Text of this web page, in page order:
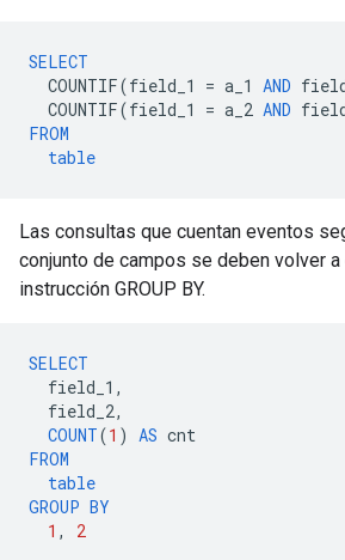
SELECT
COUNTIF(field_1 = a_1 AND
COUNTIF(field_1 = a_2 AND
FROM
table
Las consultas que cuentan eventos
conjunto de campos se deben volver
instrucción GROUP BY.
SELECT
field_1 ,
field_2,
COUNT(1 ) AS cnt
FROM
table
GROUP BY
1 , 2